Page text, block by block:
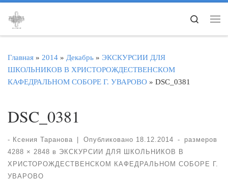
Перейти к содержимому
Search
Главная » 2014 » Декабрь » ЭКСКУРСИИ ДЛЯ
ШКОЛЬНИКОВ В ХРИСТОРОЖДЕСТВЕНСКОМ
КАФЕДРАЛЬНОМ СОБОРЕ Г. УВАРОВО » DSC_0381
DSC_0381
- Ксения Таранова Опубликовано 18.12.2014 -
размеров
4288 × 2848 в ЭКСКУРСИИ ДЛЯ ШКОЛЬНИКОВ В
ХРИСТОРОЖДЕСТВЕНСКОМ КАФЕДРАЛЬНОМ СОБОРЕ Г.
УВАРОВО